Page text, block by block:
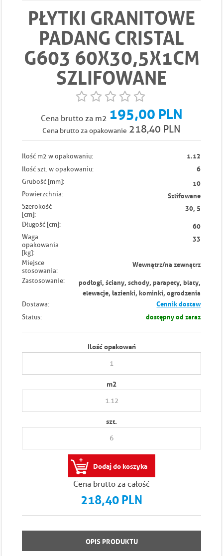
PŁYTKI GRANITOWE
PADANG CRISTAL
G603 60X30,5X1CM
SZLIFOWANE
Cena brutto za m2 195,00 PLN
Cena brutto za opakowanie 218,40 PLN
Ilość m2 w opakowaniu: 1.12
Ilość szt. w opakowaniu: 6
Grubość [mm]: 10
Powierzchnia: Szlifowane
Szerokość
[cm]:
30, 5
Długość [cm]: 60
Waga
opakowania
[kg]:
33
Miejsce
stosowania:
Wewnątrz/na zewnątrz
Zastosowanie:
podłogi, ściany, schody, parapety, blaty,
elewacje, łazienki, kominki, ogrodzenia
Dostawa: Cennik dostaw
Status: dostępny od zaraz
Ilość opakowań
m2
szt.
Dodaj do koszyka
Cena brutto za całość
218,40 PLN
OPIS PRODUKTU